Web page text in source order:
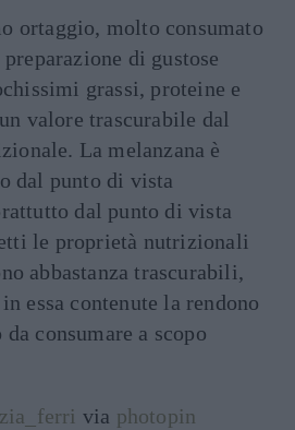
ortaggio, molto consumato
di gustose
grassi, proteine e
valore trascurabile dal
La melanzana è
dal punto di vista
dal punto di vista
le proprietà nutrizionali
abbastanza trascurabili,
essa contenute la rendono
consumare a scopo
via photopin